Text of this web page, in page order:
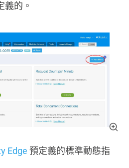
義的。
Edge 預定義的標準動態指